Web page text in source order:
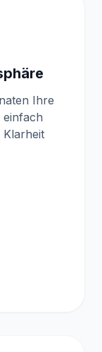
Ihre
einfach